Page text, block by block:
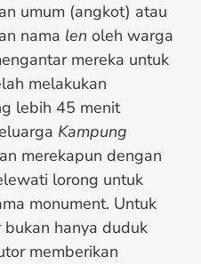
umum (angkot) atau
nama len oleh warga
mereka untuk
melakukan
lebih 45 menit
Kampung
merekapun dengan
lorong untuk
monument. Untuk
hanya duduk
memberikan